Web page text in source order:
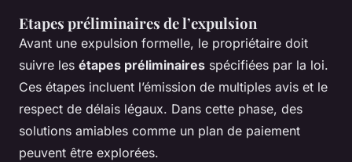
Etapes préliminaires de l’expulsion
Avant une expulsion formelle, le propriétaire doit
suivre les étapes préliminaires spécifiées par la loi.
Ces étapes incluent l’émission de multiples avis et le
respect de délais légaux. Dans cette phase, des
solutions amiables comme un plan de paiement
peuvent être explorées.